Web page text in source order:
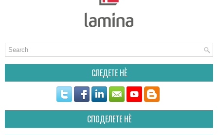
СЛЕДЕТЕ НÈ
СПОДЕЛЕТЕ НÈ